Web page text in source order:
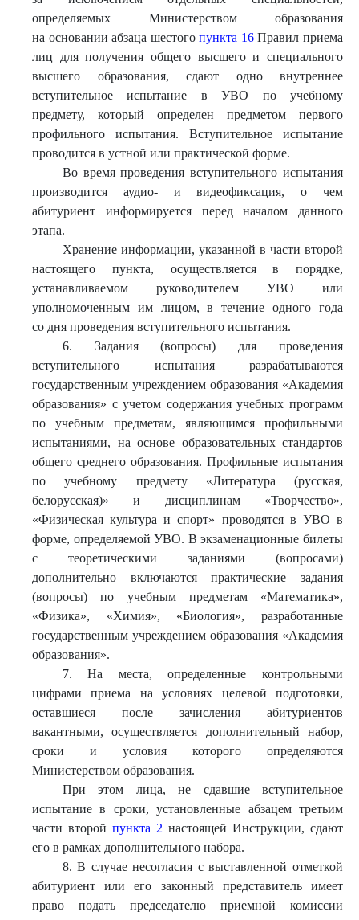
определяемых Министерством образования
на основании абзаца шестогопункта 16Правил приема
лиц для получения общего высшего и специального
высшего образования, сдают одно внутреннее
вступительное испытание в УВО по учебному
предмету, который определен предметом первого
профильного испытания. Вступительное испытание
проводится в устной или практической форме.
Во время проведения вступительного испытания
производится аудио- и видеофиксация, о чем
абитуриент информируется перед началом данного
этапа.
Хранение информации, указанной в части второй
настоящего пункта, осуществляется в порядке,
устанавливаемом руководителем УВО или
уполномоченным им лицом, в течение одного года
со дня проведения вступительного испытания.
6. Задания (вопросы) для проведения
вступительного испытания разрабатываются
государственным учреждением образования «Академия
образования» с учетом содержания учебных программ
по учебным предметам, являющимся профильными
испытаниями, на основе образовательных стандартов
общего среднего образования. Профильные испытания
по учебному предмету «Литература (русская,
белорусская)» и дисциплинам «Творчество»,
«Физическая культура и спорт» проводятся в УВО в
форме, определяемой УВО. В экзаменационные билеты
с теоретическими заданиями (вопросами)
дополнительно включаются практические задания
(вопросы) по учебным предметам «Математика»,
«Физика», «Химия», «Биология», разработанные
государственным учреждением образования «Академия
образования».
7. На места, определенные контрольными
цифрами приема на условиях целевой подготовки,
оставшиеся после зачисления абитуриентов
вакантными, осуществляется дополнительный набор,
сроки и условия которого определяются
Министерством образования.
При этом лица, не сдавшие вступительное
испытание в сроки, установленные абзацем третьим
части второй пункта 2 настоящей Инструкции, сдают
его в рамках дополнительного набора.
8. В случае несогласия с выставленной отметкой
абитуриент или его законный представитель имеет
право подать председателю приемной комиссии